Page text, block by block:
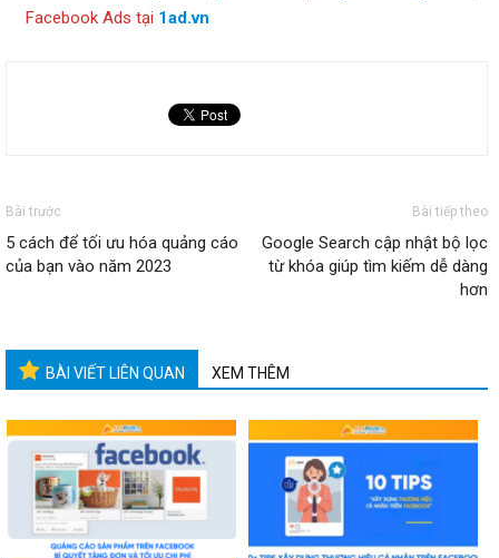
Facebook Ads tại 1ad.vn
Bài trước
5 cách để tối ưu hóa quảng cáo
của bạn vào năm 2023
Bài tiếp theo
Google Search cập nhật bộ lọc
từ khóa giúp tìm kiếm dễ dàng
hơn
BÀI VIẾT LIÊN QUAN XEM THÊM